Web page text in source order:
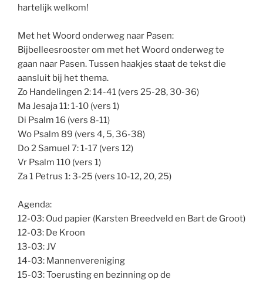
hartelijk welkom!
Met het Woord onderweg naar Pasen:
Bijbelleesrooster om met het Woord onderweg te
gaan naar Pasen. Tussen haakjes staat de tekst die
aansluit bij het thema.
Zo Handelingen 2: 14-41 (vers 25-28, 30-36)
Ma Jesaja 11: 1-10 (vers 1)
Di Psalm 16 (vers 8-11)
Wo Psalm 89 (vers 4, 5, 36-38)
Do 2 Samuel 7: 1-17 (vers 12)
Vr Psalm 110 (vers 1)
Za 1 Petrus 1: 3-25 (vers 10-12, 20, 25)
Agenda:
12-03: Oud papier (Karsten Breedveld en Bart de Groot)
12-03: De Kroon
13-03: JV
14-03: Mannenvereniging
15-03: Toerusting en bezinning op de